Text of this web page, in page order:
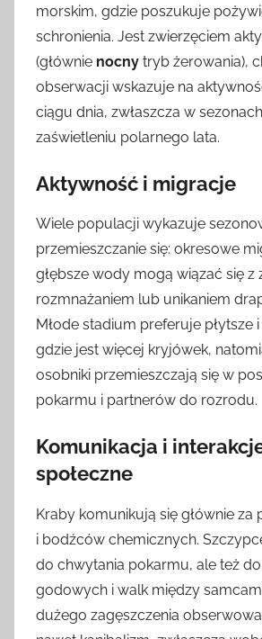
morskim, gdzie poszukuje
schronienia. Jest zwierzęciem
(głównie nocny tryb żerowania),
obserwacji wskazuje na
ciągu dnia, zwłaszcza w
zaświetleniu polarnego lata.
Aktywność i migracje
Wiele populacji wykazuje
przemieszczanie się: okresowe
głębsze wody mogą wiązać się z
rozmnażaniem lub unikaniem
Młode stadium preferuje płytsze i
gdzie jest więcej kryjówek,
osobniki przemieszczają się w
pokarmu i partnerów do rozrodu.
Komunikacja i
społeczne
Kraby komunikują się głównie
i bodźców chemicznych.
do chwytania pokarmu, ale też
godowych i walk między
dużego zagęszczenia